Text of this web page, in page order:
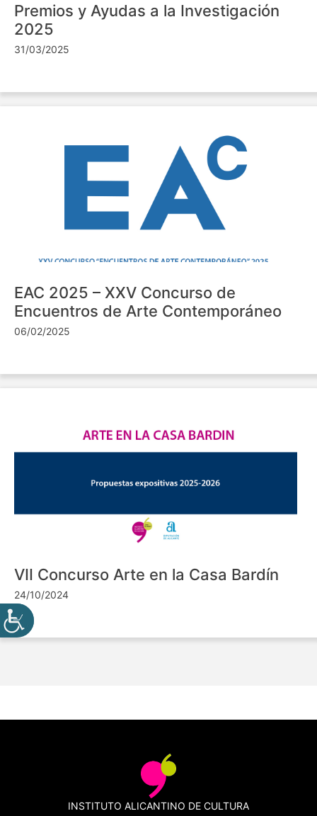
Premios y Ayudas a la Investigación
2025
31/03/2025
EAC 2025 – XXV Concurso de
Encuentros de Arte Contemporáneo
06/02/2025
VII Concurso Arte en la Casa Bardín
24/10/2024
INSTITUTO ALICANTINO DE CULTURA